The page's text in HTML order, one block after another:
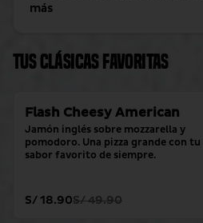
más
Tus clásicas favoritas
Flash Cheesy American
Jamón inglés sobre mozzarella y
pomodoro. Una pizza grande con tu
sabor favorito de siempre.
S/ 18.90S/ 49.90